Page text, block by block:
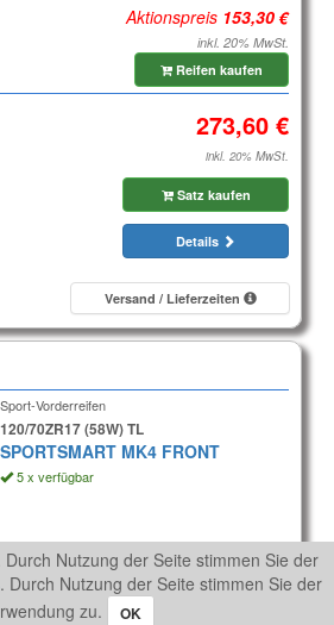
Aktionspreis
inkl. 20% MwSt.
Reifen kaufen
inkl. 20% MwSt.
Satz kaufen
Details
Versand / Lieferzeiten
Sport-Vorderreifen
120/70ZR17 (58W) TL
SPORTSMART MK4 FRONT
5 x verfügbar
Aktionspreis
inkl. 20% MwSt.
Durch Nutzung der Seite stimmen Sie der
. Durch Nutzung der Seite stimmen Sie der
zu.
OK